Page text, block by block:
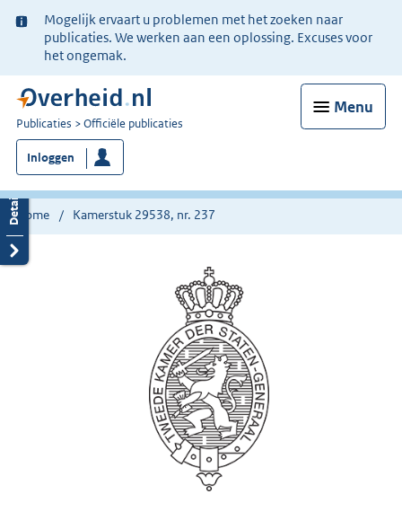
Ter
informatie:
Mogelijk ervaart u problemen met het zoeken naar
publicaties. We werken aan een oplossing. Excuses voor
het ongemak.
Menu
U
bent
nu
hier:
Publicaties Officiële publicaties
Inloggen
Home Kamerstuk 29538, nr. 237